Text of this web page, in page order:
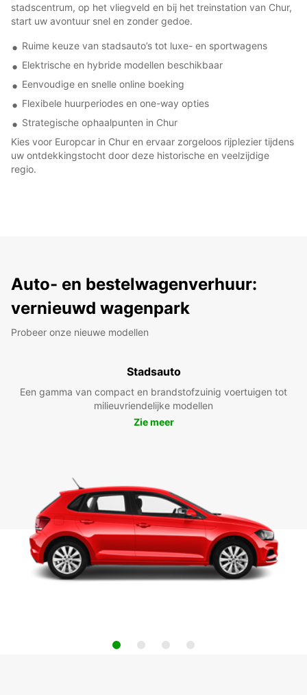
stadscentrum, op het vliegveld en bij het treinstation van Chur,
start uw avontuur snel en zonder gedoe.
Ruime keuze van stadsauto’s tot luxe- en sportwagens
Elektrische en hybride modellen beschikbaar
Eenvoudige en snelle online boeking
Flexibele huurperiodes en one-way opties
Strategische ophaalpunten in Chur
Kies voor Europcar in Chur en ervaar zorgeloos rijplezier tijdens
uw ontdekkingstocht door deze historische en veelzijdige
regio.
Auto- en bestelwagenverhuur:
vernieuwd wagenpark
Probeer onze nieuwe modellen
Stadsauto
Een gamma van compact en brandstofzuinig voertuigen tot
milieuvriendelijke modellen
Zie meer